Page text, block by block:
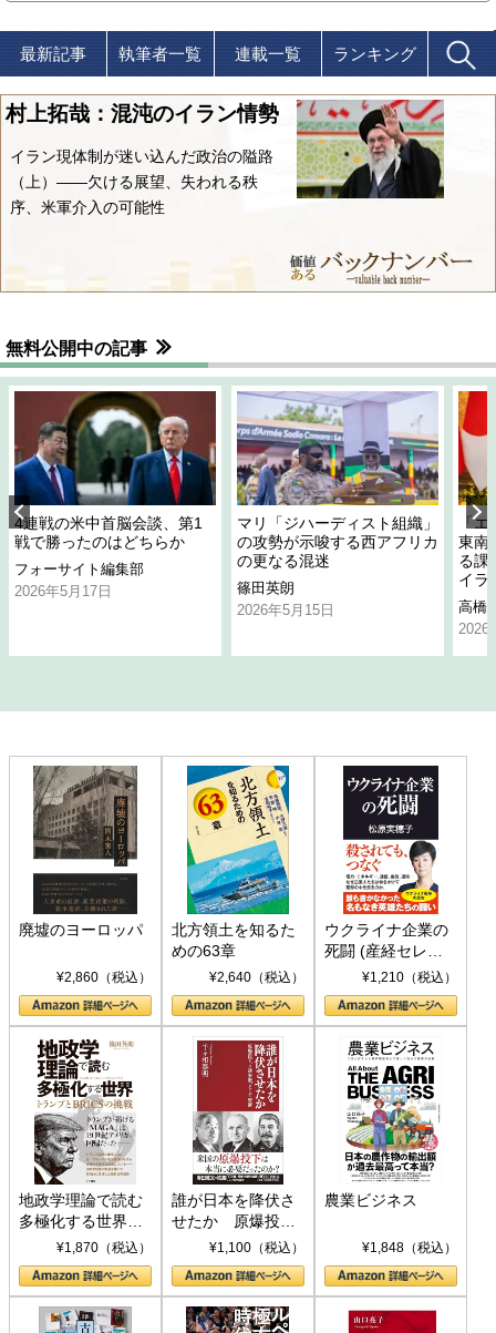
最新記事 執筆者一覧 連載一覧 ランキング
村上拓哉：混沌のイラン情勢
イラン現体制が迷い込んだ政治の隘路
（上）――欠ける展望、失われる秩
序、米軍介入の可能性
無料公開中の記事
4連戦の米中首脳会談、第1
戦で勝ったのはどちらか
フォーサイト編集部
2026年5月17日
マリ「ジハーディスト組織」
の攻勢が示唆する西アフリカ
の更なる混迷
篠田英朗
2026年5月15日
「
東南
る課
イラ
高橋
2026
廃墟のヨーロッパ
¥2,860（税込）
北方領土を知るた
めの63章
¥2,640（税込）
ウクライナ企業の
死闘 (産経セレク
ト S 039)¥1,210（税込）
地政学理論で読む
多極化する世界：
トランプとBRICS
の挑戦
¥1,870（税込）
誰が日本を降伏さ
せたか 原爆投
下、ソ連参戦、そ
して聖断 (PHP新
書)
¥1,100（税込）
農業ビジネス
¥1,848（税込）